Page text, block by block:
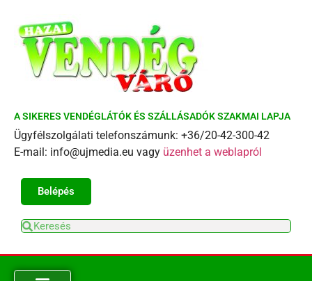
A SIKERES VENDÉGLÁTÓK ÉS SZÁLLÁSADÓK SZAKMAI LAPJA
Ügyfélszolgálati telefonszámunk: +36/20-42-300-42
E-mail: info@ujmedia.eu vagy üzenhet a weblapról
Belépés